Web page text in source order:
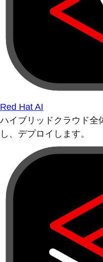
Red Hat AI
ハイブリッドクラウド全
し、デプロイします。